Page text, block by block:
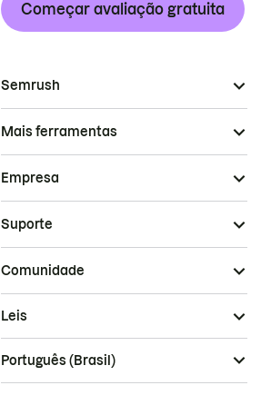
Começar avaliação gratuita
Semrush
Mais ferramentas
Empresa
Suporte
Comunidade
Leis
Português (Brasil)